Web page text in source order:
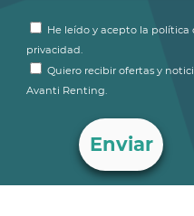
He leído y acepto la política
privacidad.
Quiero recibir ofertas y
Avanti Renting.